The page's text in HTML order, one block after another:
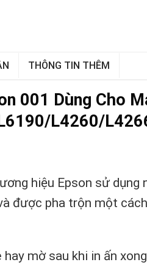
THÔNG TIN THÊM
001 Dùng Cho
L4260/
hiệu Epson sử dụng
được pha trộn một
mờ sau khi in ấn